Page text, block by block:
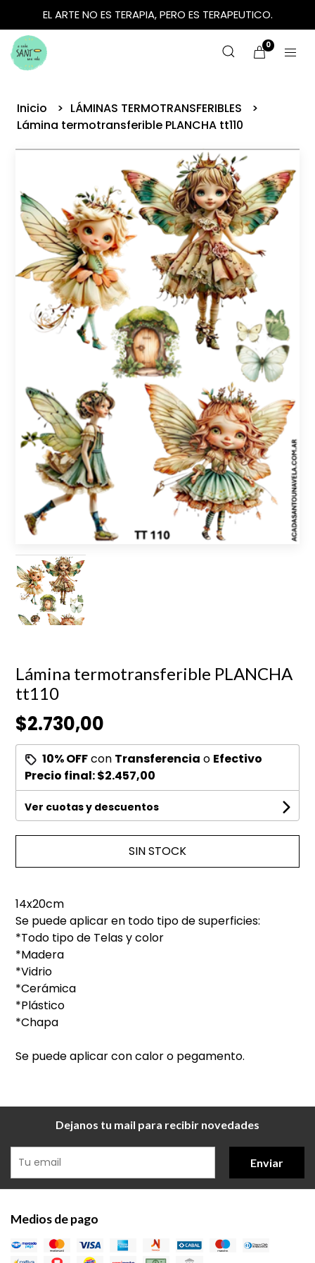
EL ARTE NO ES TERAPIA, PERO ES TERAPEUTICO.
0
Inicio
LÁMINAS TERMOTRANSFERIBLES
Lámina termotransferible PLANCHA tt110
Lámina termotransferible PLANCHA
tt110
$2.730,00
10% OFFcon Transferencia o Efectivo
Precio final:$2.457,00
Ver cuotas y descuentos
SIN STOCK
14x20cm
Se puede aplicar en todo tipo de superficies:
*Todo tipo de Telas y color
*Madera
*Vidrio
*Cerámica
*Plástico
*Chapa
Se puede aplicar con calor o pegamento.
Dejanos tu mail para recibir novedades
Enviar
Medios de pago